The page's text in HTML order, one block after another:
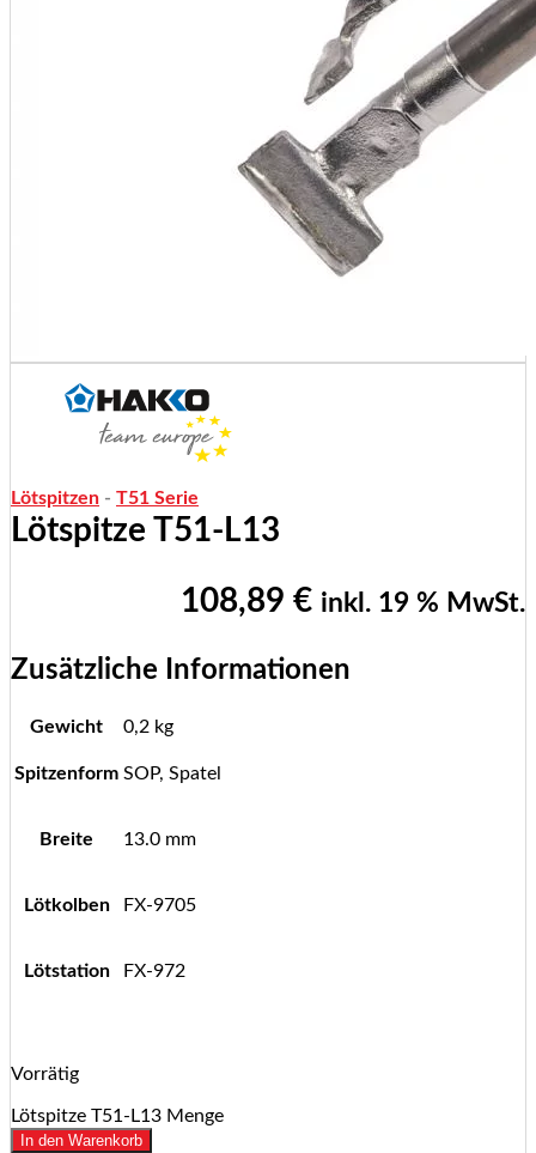
Lötspitzen - T51 Serie
Lötspitze T51-L13
108,89 € inkl. 19 % MwSt.
Zusätzliche Informationen
Gewicht 0,2 kg
Spitzenform SOP, Spatel
Breite 13.0 mm
Lötkolben FX-9705
Lötstation FX-972
Vorrätig
Lötspitze T51-L13 Menge
In den Warenkorb